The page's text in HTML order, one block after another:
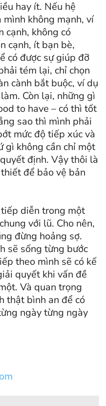
hay ít. Nếu hệ
mình không mạnh, ví
cạnh, không có
cạnh, ít bạn bè,
có được sự giúp đỡ
tém lại, chỉ chọn
cành bắt buộc, ví dụ
Còn lại, những gì
to have – có thì tốt
sao thì mình phải
mức độ tiếp xúc và
gì không cần chỉ một
định. Vậy thôi là
để bảo vệ bản
diễn trong một
với lũ. Cho nên,
đừng hoảng sợ.
sẽ sống từng bước
theo mình sẽ có kế
quyết khi vấn đề
Và quan trọng
thật bình an để có
ngày từng ngày